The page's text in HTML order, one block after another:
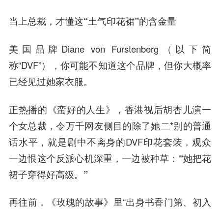
当上总裁，才懂这“土气印花裙”的含金量
美国品牌Diane von Furstenberg（以下简
称“DVF”），你可能不知道这个品牌，但你大概率
已经见过她家衣服。
正热播的《蛮好的人生》，香港视后胡杏儿演一
个女总裁，令万千网友侧目的除了她二*别的普通
话水平，就是剧中不离身的DVF印花套装，观众
一边恨这个反派心机深重，一边被种草： “她把花
裙子穿得好高级。”
再往前，《玫瑰的故事》里“出身书香门第、初入